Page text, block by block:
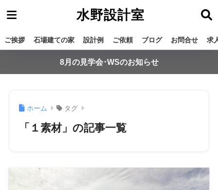
水野設計室
ご挨拶 石場建ての家 設計例 ご依頼 ブログ お問合せ 求
8月の見学会･WSのお知らせ
ホーム タグ
「１素材」の記事一覧